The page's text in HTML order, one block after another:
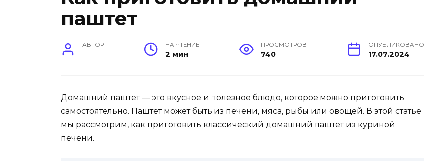
паштет
АВТОР НА ЧТЕНИЕ
2 мин
ПРОСМОТРОВ
740
ОПУБЛИКОВАНО
17.07.2024
Домашний паштет — это вкусное и полезное блюдо, которое можно приготовить
самостоятельно. Паштет может быть из печени, мяса, рыбы или овощей. В этой статье
мы рассмотрим, как приготовить классический домашний паштет из куриной
печени.